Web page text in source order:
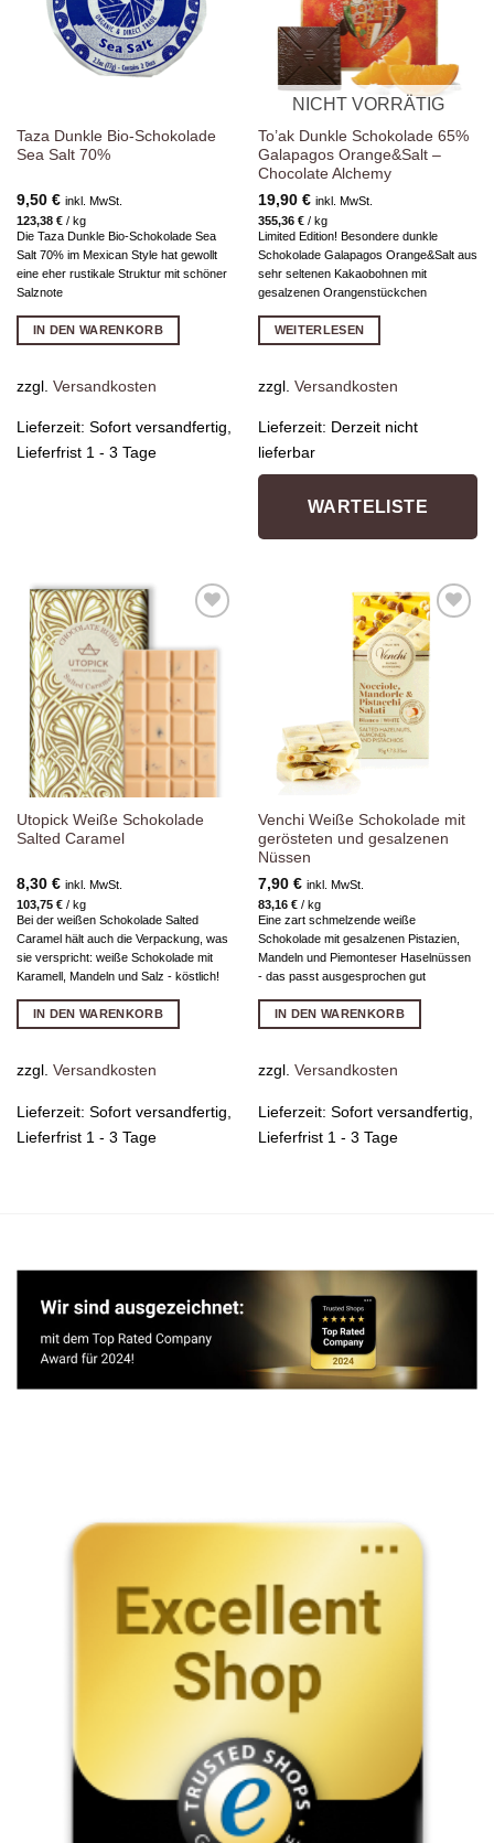
Taza Dunkle Bio-Schokolade
Sea Salt 70%
9,50 € inkl. MwSt.
123,38 €/ kg
Die Taza Dunkle Bio-Schokolade Sea
Salt 70% im Mexican Style hat gewollt
eine eher rustikale Struktur mit schöner
Salznote
IN DEN WARENKORB
zzgl. Versandkosten
Lieferzeit: Sofort versandfertig,
Lieferfrist 1 - 3 Tage
NICHT VORRÄTIG
To’ak Dunkle Schokolade 65%
Galapagos Orange&Salt –
Chocolate Alchemy
19,90 € inkl. MwSt.
355,36 €/ kg
Limited Edition! Besondere dunkle
Schokolade Galapagos Orange&Salt aus
sehr seltenen Kakaobohnen mit
gesalzenen Orangenstückchen
WEITERLESEN
zzgl. Versandkosten
Lieferzeit: Derzeit nicht
lieferbar
WARTELISTE
Wunschliste
hinzufügen
Utopick Weiße Schokolade
Salted Caramel
8,30 € inkl. MwSt.
103,75 €/ kg
Bei der weißen Schokolade Salted
Caramel hält auch die Verpackung, was
sie verspricht: weiße Schokolade mit
Karamell, Mandeln und Salz - köstlich!
IN DEN WARENKORB
zzgl. Versandkosten
Lieferzeit: Sofort versandfertig,
Lieferfrist 1 - 3 Tage
Zur
Wunschliste
hinzufügen
Venchi Weiße Schokolade mit
gerösteten und gesalzenen
Nüssen
7,90 € inkl. MwSt.
83,16 €/ kg
Eine zart schmelzende weiße
Schokolade mit gesalzenen Pistazien,
Mandeln und Piemonteser Haselnüssen
- das passt ausgesprochen gut
IN DEN WARENKORB
zzgl. Versandkosten
Lieferzeit: Sofort versandfertig,
Lieferfrist 1 - 3 Tage